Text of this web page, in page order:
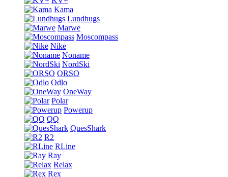
Kama
Lundhugs
Marwe
Moscompass
Nike
Noname
NordSki
ORSO
Odlo
OneWay
Polar
Powerup
QQ
QuesShark
R2
RLine
Ray
Relax
Rex